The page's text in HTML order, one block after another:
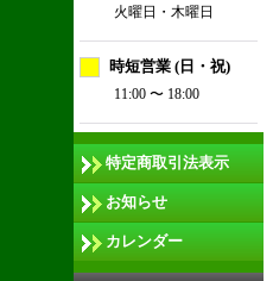
火曜日・木曜日
時短営業 (日・祝)
11:00 〜 18:00
特定商取引法表示
お知らせ
カレンダー